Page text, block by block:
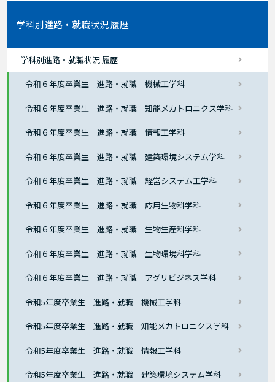
学科別進路・就職状況 履歴
学科別進路・就職状況 履歴
令和６年度卒業生 進路・就職 機械工学科
令和６年度卒業生 進路・就職 知能メカトロニクス学科
令和６年度卒業生 進路・就職 情報工学科
令和６年度卒業生 進路・就職 建築環境システム学科
令和６年度卒業生 進路・就職 経営システム工学科
令和６年度卒業生 進路・就職 応用生物科学科
令和６年度卒業生 進路・就職 生物生産科学科
令和６年度卒業生 進路・就職 生物環境科学科
令和６年度卒業生 進路・就職 アグリビジネス学科
令和5年度卒業生 進路・就職 機械工学科
令和5年度卒業生 進路・就職 知能メカトロニクス学科
令和5年度卒業生 進路・就職 情報工学科
令和5年度卒業生 進路・就職 建築環境システム学科